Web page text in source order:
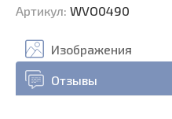
Артикул: WVO0490
Изображения
Отзывы